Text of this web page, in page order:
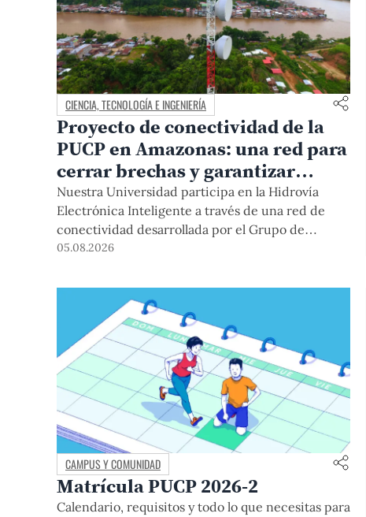
CIENCIA, TECNOLOGÍA E INGENIERÍA
Proyecto de conectividad de la
PUCP en Amazonas: una red para
cerrar brechas y garantizar
derechos
Nuestra Universidad participa en la Hidrovía
Electrónica Inteligente a través de una red de
conectividad desarrollada por el Grupo de
Telecomunicaciones Rurales (GTR-PUCP) desde
desarrollo de esta red, sus aportes a la salud y la
educación de la zona, así como los alcances de la
intervención de la PUCP en el proyecto.
05.08.2026
CAMPUS Y COMUNIDAD
Matrícula PUCP 2026-2
Calendario, requisitos y todo lo que necesitas para